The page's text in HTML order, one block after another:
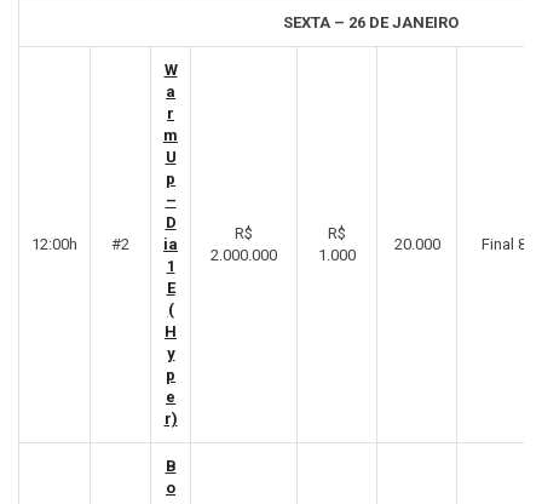
SEXTA – 26 DE JANEIRO
12:00h #2
W
a
r
m
U
p
–
D
ia
1
E
(
H
y
p
e
r)
R$
2.000.000
R$
1.000
20.000 Final 8º
B
o